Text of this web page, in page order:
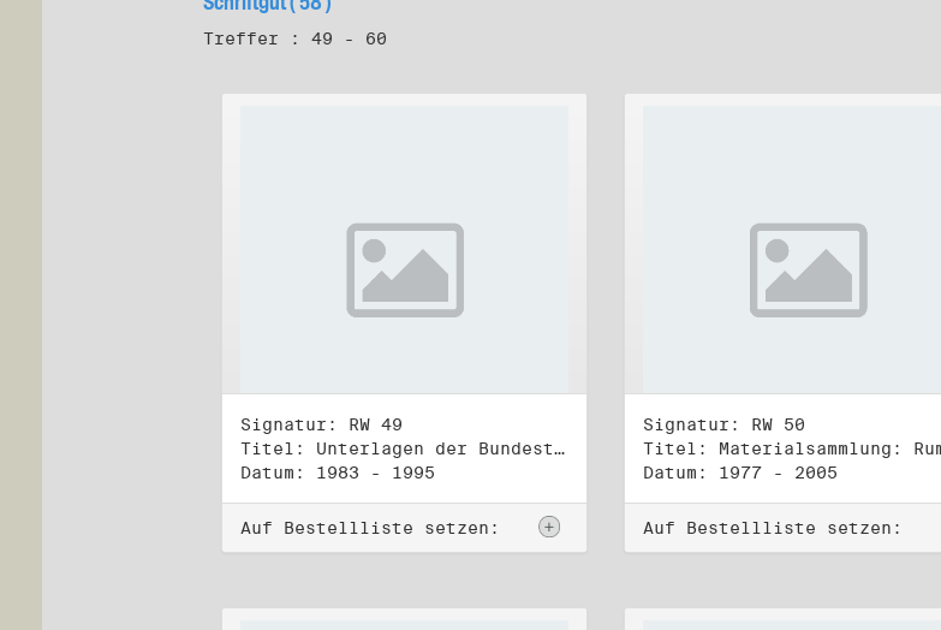
Treffer : 49 - 60
Signatur: RW 49
Titel: Unterlagen der Bundestagsgruppe und -fraktion Bündnis 90/Die Grünen (5)
Datum: 1983 - 1995
Auf Bestellliste setzen:
Signatur: RW 50
Datum: 1977 - 2005
Auf Bestellliste setzen: